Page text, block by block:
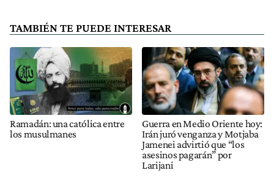
TAMBIÉN TE PUEDE INTERESAR
Ramadán: una católica entre
los musulmanes
Guerra en Medio Oriente hoy:
Irán juró venganza y Motjaba
Jamenei advirtió que “los
asesinos pagarán” por
Larijani